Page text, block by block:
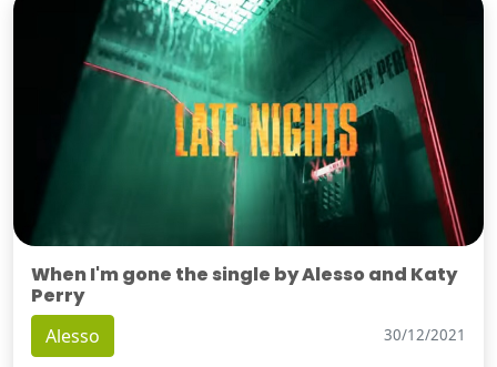
When I'm gone the single by Alesso and Katy
Perry
Alesso 30/12/2021